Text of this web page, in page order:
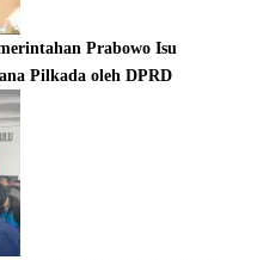
Prabowo Isu
Pilkada oleh DPRD